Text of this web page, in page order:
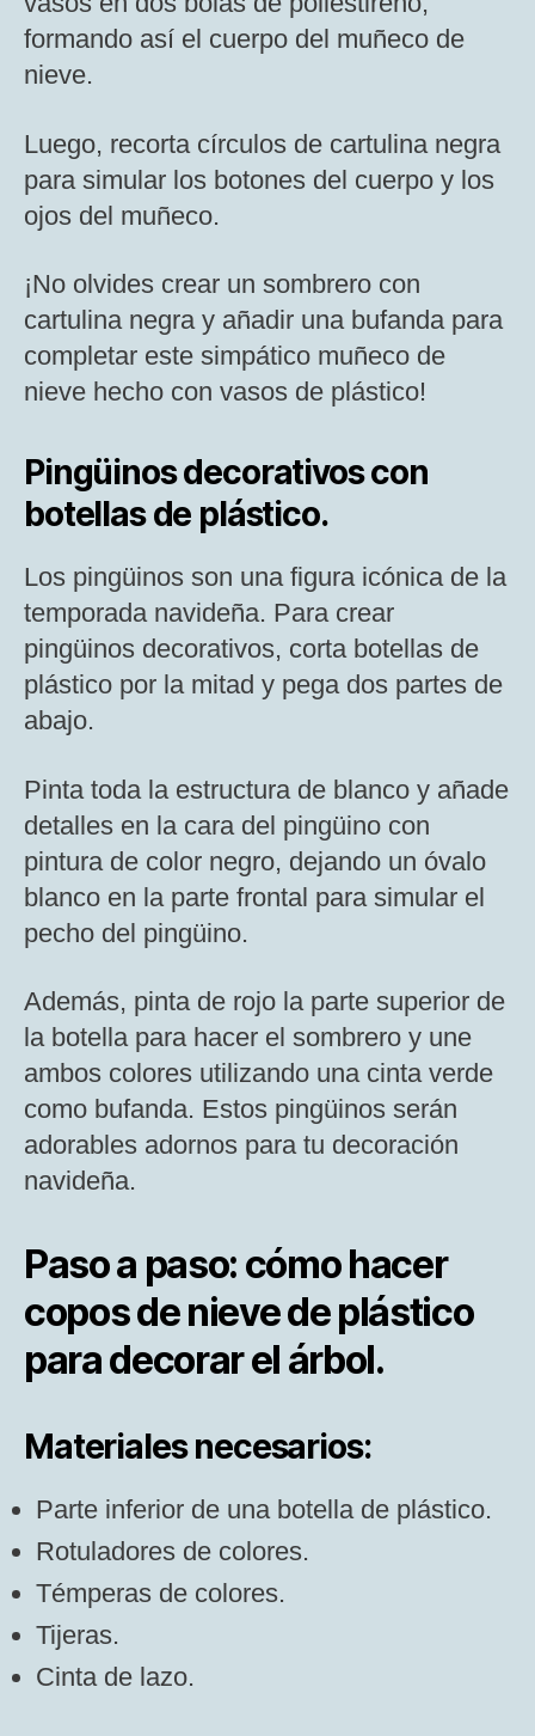
formando así el cuerpo del muñeco de
nieve.
Luego, recorta círculos de cartulina negra
para simular los botones del cuerpo y los
ojos del muñeco.
¡No olvides crear un sombrero con
cartulina negra y añadir una bufanda para
completar este simpático muñeco de
nieve hecho con vasos de plástico!
Pingüinos decorativos con
botellas de plástico.
Los pingüinos son una figura icónica de la
temporada navideña. Para crear
pingüinos decorativos, corta botellas de
plástico por la mitad y pega dos partes de
abajo.
Pinta toda la estructura de blanco y añade
detalles en la cara del pingüino con
pintura de color negro, dejando un óvalo
blanco en la parte frontal para simular el
pecho del pingüino.
Además, pinta de rojo la parte superior de
la botella para hacer el sombrero y une
ambos colores utilizando una cinta verde
como bufanda. Estos pingüinos serán
adorables adornos para tu decoración
navideña.
Paso a paso: cómo hacer
copos de nieve de plástico
para decorar el árbol.
Materiales necesarios:
Parte inferior de una botella de plástico.
Rotuladores de colores.
Témperas de colores.
Tijeras.
Cinta de lazo.